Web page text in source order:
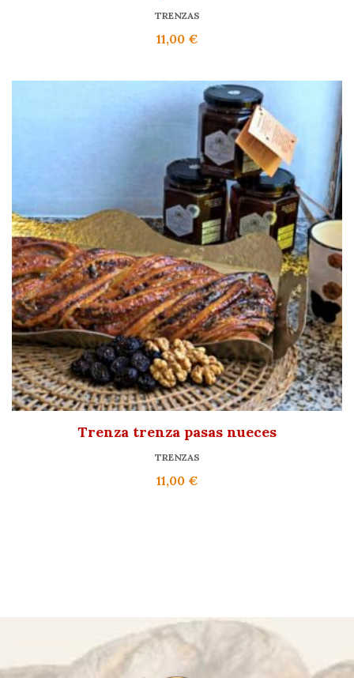
TRENZAS
11,00 €
Trenza trenza pasas nueces
TRENZAS
11,00 €